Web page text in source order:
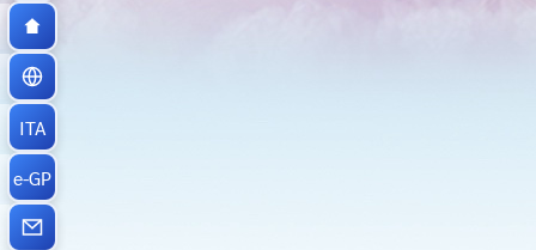
ITA
e-GP